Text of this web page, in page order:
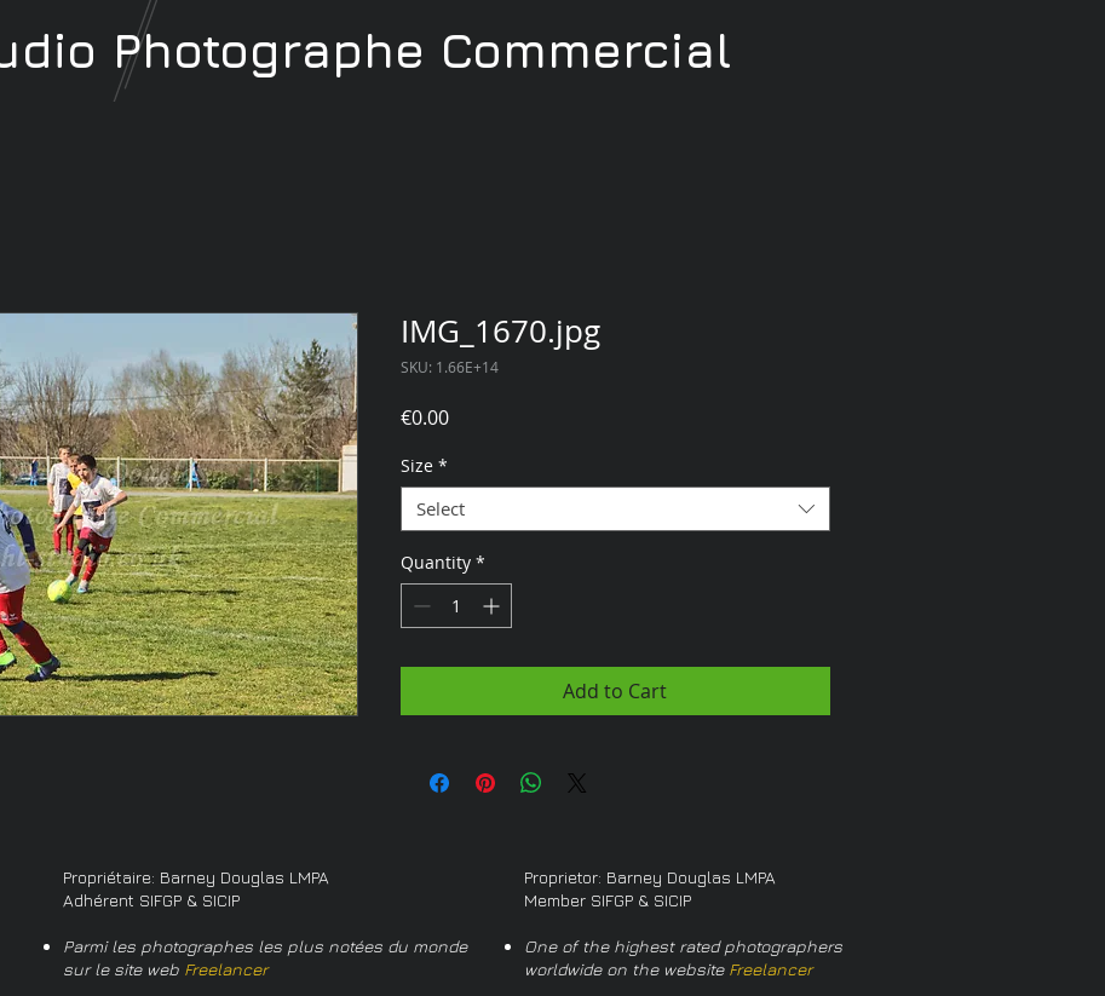
IMG_1670.jpg
SKU: 1.66E+14
€0.00Price
Size *
Select
Quantity *
Add to Cart
Photographe Commercial
Propriétaire: Barney Douglas LMPA
Adhérent SIFGP & SICIP
Parmi les photographes les plus notées du monde
sur le site web Freelancer
Proprietor: Barney Douglas LMPA
Member SIFGP & SICIP
One of the highest rated photographers
worldwide on the website Freelancer